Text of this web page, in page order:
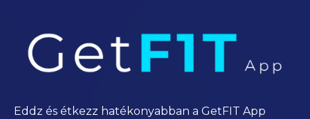
Eddz és étkezz hatékonyabban a GetFIT App